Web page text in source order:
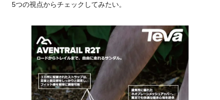
5つの視点からチェックしてみたい。